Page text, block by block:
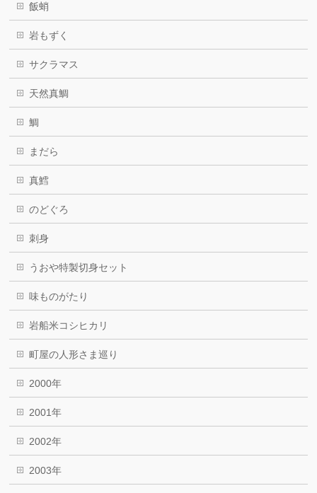
飯蛸
岩もずく
サクラマス
天然真鯛
鯛
まだら
真鱈
のどぐろ
刺身
うおや特製切身セット
味ものがたり
岩船米コシヒカリ
町屋の人形さま巡り
2000年
2001年
2002年
2003年